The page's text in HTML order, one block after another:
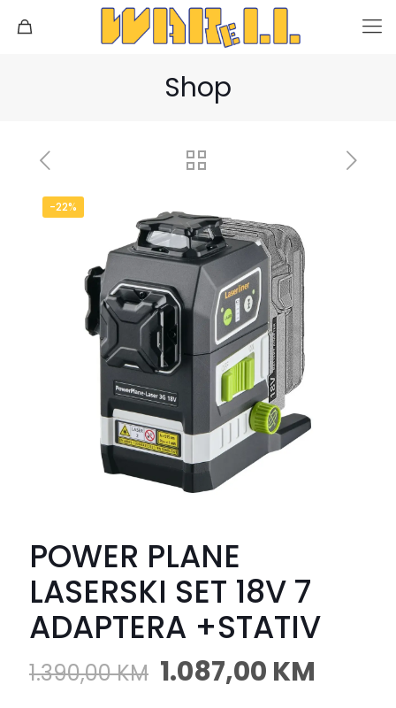
Shop
-22%
POWER PLANE
LASERSKI SET 18V 7
ADAPTERA +STATIV
1.390,00KM 1.087,00 KM